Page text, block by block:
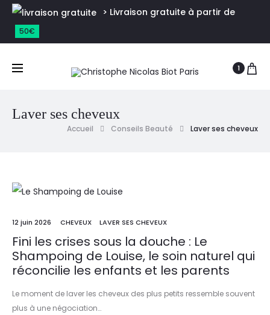
> Livraison gratuite à partir de
50€
1
Laver ses cheveux
Accueil Conseils Beauté Laver ses cheveux
12 juin 2026 CHEVEUX LAVER SES CHEVEUX
Fini les crises sous la douche : Le
Shampoing de Louise, le soin naturel qui
réconcilie les enfants et les parents
Le moment de laver les cheveux des plus petits ressemble souvent
plus à une négociation…